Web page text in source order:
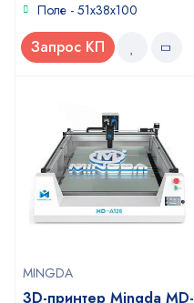
Поле - 51x38x100
Запрос КП
MINGDA
3D-принтер Mingda MD-